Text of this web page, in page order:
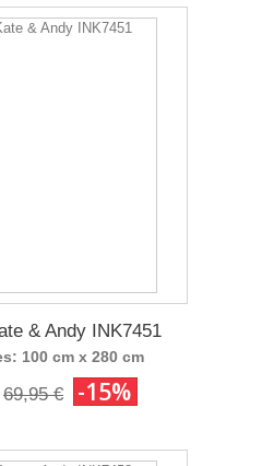
& Andy INK7451
100 cm x 280 cm
69,95 € -15%